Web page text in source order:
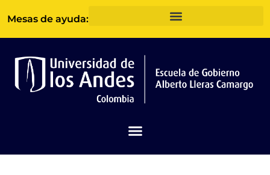
contenido
Mesas de ayuda: